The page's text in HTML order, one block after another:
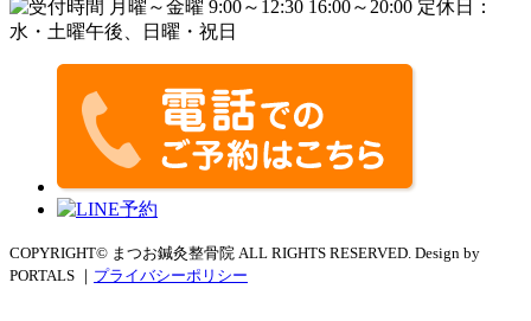
COPYRIGHT© まつお鍼灸整骨院 ALL RIGHTS RESERVED. Design by
PORTALS ｜ プライバシーポリシー